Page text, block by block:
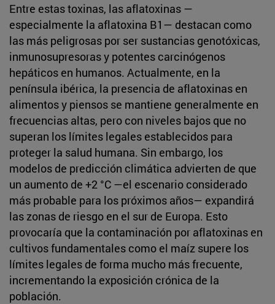
Entre estas toxinas, las aflatoxinas —
especialmente la aflatoxina B1— destacan como
las más peligrosas por ser sustancias genotóxicas,
inmunosupresoras y potentes carcinógenos
hepáticos en humanos. Actualmente, en la
península ibérica, la presencia de aflatoxinas en
alimentos y piensos se mantiene generalmente en
frecuencias altas, pero con niveles bajos que no
superan los límites legales establecidos para
proteger la salud humana. Sin embargo, los
modelos de predicción climática advierten de que
un aumento de +2 °C —el escenario considerado
más probable para los próximos años— expandirá
las zonas de riesgo en el sur de Europa. Esto
provocaría que la contaminación por aflatoxinas en
cultivos fundamentales como el maíz supere los
límites legales de forma mucho más frecuente,
incrementando la exposición crónica de la
población.